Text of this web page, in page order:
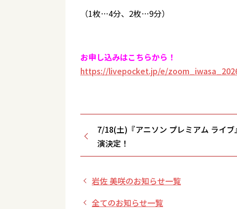
（1枚…4分、2枚…9分）
お申し込みはこちらから！
https://livepocket.jp/e/
7/18(土)『アニソン プレミアム ライブ
演決定！
岩佐 美咲のお知らせ一覧
全てのお知らせ一覧